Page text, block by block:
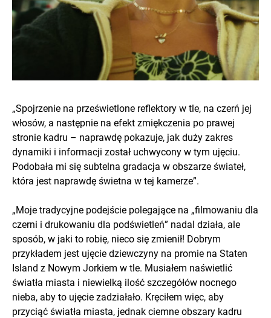
„Spojrzenie na prześwietlone reflektory w tle, na czerń jej
włosów, a następnie na efekt zmiękczenia po prawej
stronie kadru – naprawdę pokazuje, jak duży zakres
dynamiki i informacji został uchwycony w tym ujęciu.
Podobała mi się subtelna gradacja w obszarze świateł,
która jest naprawdę świetna w tej kamerze”.
„Moje tradycyjne podejście polegające na „filmowaniu dla
czerni i drukowaniu dla podświetleń” nadal działa, ale
sposób, w jaki to robię, nieco się zmienił! Dobrym
przykładem jest ujęcie dziewczyny na promie na Staten
Island z Nowym Jorkiem w tle. Musiałem naświetlić
światła miasta i niewielką ilość szczegółów nocnego
nieba, aby to ujęcie zadziałało. Kręciłem więc, aby
przyciąć światła miasta, jednak ciemne obszary kadru